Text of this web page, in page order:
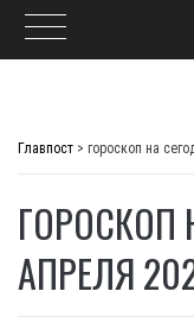
Главпост > гороскоп на
ГОРОСКОП
АПРЕЛЯ